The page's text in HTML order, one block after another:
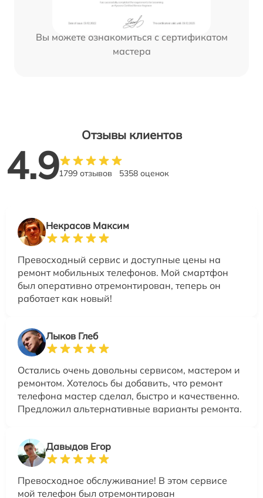
Вы можете ознакомиться с сертификатом
мастера
Отзывы клиентов
4.91799 отзывов 5358 оценок
Некрасов Максим
Превосходный сервис и доступные цены на
ремонт мобильных телефонов. Мой смартфон
был оперативно отремонтирован, теперь он
работает как новый!
Лыков Глеб
Остались очень довольны сервисом, мастером и
ремонтом. Хотелось бы добавить, что ремонт
телефона мастер сделал, быстро и качественно.
Предложил альтернативные варианты ремонта.
Давыдов Егор
Превосходное обслуживание! В этом сервисе
мой телефон был отремонтирован